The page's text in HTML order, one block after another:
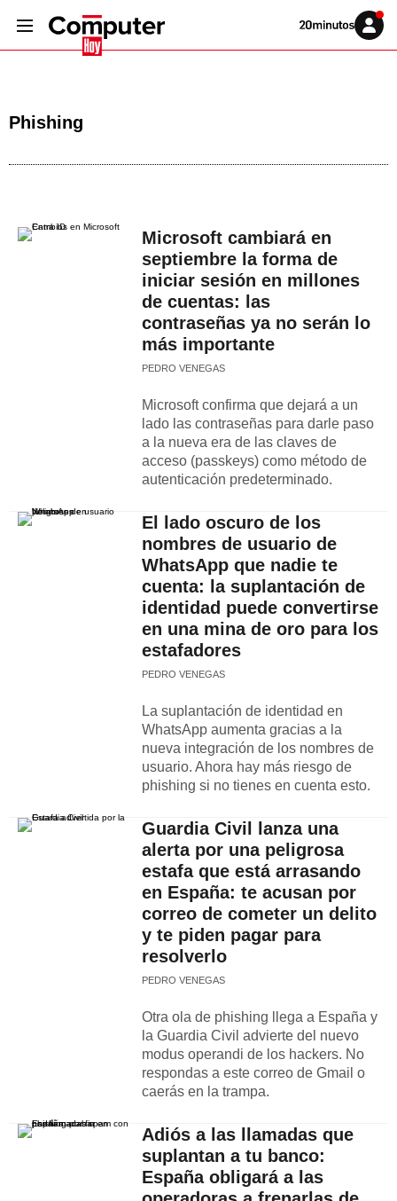
Volver
Iniciar
sesión
Phishing
Microsoft cambiará en
septiembre la forma de
iniciar sesión en millones
de cuentas: las
contraseñas ya no serán lo
más importante
PEDRO VENEGAS
Microsoft confirma que dejará a un
lado las contraseñas para darle paso
a la nueva era de las claves de
acceso (passkeys) como método de
autenticación predeterminado.
El lado oscuro de los
nombres de usuario de
WhatsApp que nadie te
cuenta: la suplantación de
identidad puede convertirse
en una mina de oro para los
estafadores
PEDRO VENEGAS
La suplantación de identidad en
WhatsApp aumenta gracias a la
nueva integración de los nombres de
usuario. Ahora hay más riesgo de
phishing si no tienes en cuenta esto.
Guardia Civil lanza una
alerta por una peligrosa
estafa que está arrasando
en España: te acusan por
correo de cometer un delito
y te piden pagar para
resolverlo
PEDRO VENEGAS
Otra ola de phishing llega a España y
la Guardia Civil advierte del nuevo
modus operandi de los hackers. No
respondas a este correo de Gmail o
caerás en la trampa.
Adiós a las llamadas que
suplantan a tu banco:
España obligará a las